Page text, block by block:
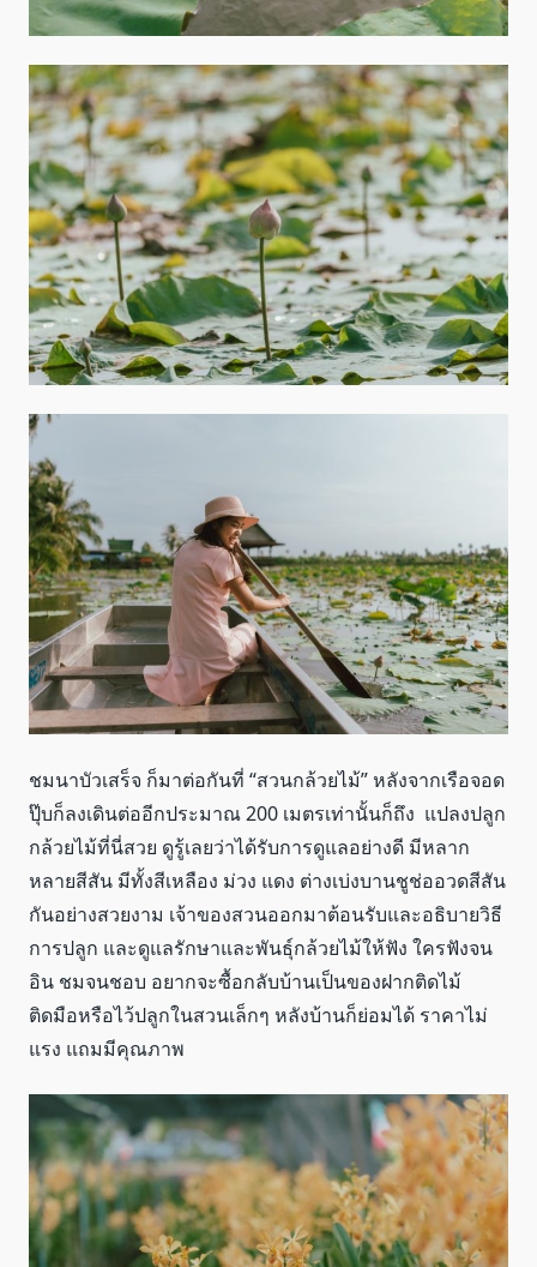
ชมนาบัวเสร็จ ก็มาต่อกันที่ “สวนกล้วยไม้” หลังจากเรือจอด
ปุ๊บก็ลงเดินต่ออีกประมาณ 200 เมตรเท่านั้นก็ถึง แปลงปลูก
กล้วยไม้ที่นี่สวย ดูรู้เลยว่าได้รับการดูแลอย่างดี มีหลาก
หลายสีสัน มีทั้งสีเหลือง ม่วง แดง ต่างเบ่งบานชูช่ออวดสีสัน
กันอย่างสวยงาม เจ้าของสวนออกมาต้อนรับและอธิบายวิธี
การปลูก และดูแลรักษาและพันธุ์กล้วยไม้ให้ฟัง ใครฟังจน
อิน ชมจนชอบ อยากจะซื้อกลับบ้านเป็นของฝากติดไม้
ติดมือหรือไว้ปลูกในสวนเล็กๆ หลังบ้านก็ย่อมได้ ราคาไม่
แรง แถมมีคุณภาพ